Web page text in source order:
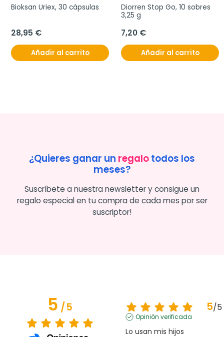
Bioksan Uriex, 30 cápsulas
28,95 €
Añadir al carrito
Diorren Stop Go, 10 sobres
3,25 g
7,20 €
Añadir al carrito
¿Quieres ganar un regalotodos los
meses?
Suscríbete a nuestra newsletter y consigue un
regalo especial en tu compra de cada mes por ser
suscriptor!
5/5 5/5
Opinión verificada
Lo usan mis hijos